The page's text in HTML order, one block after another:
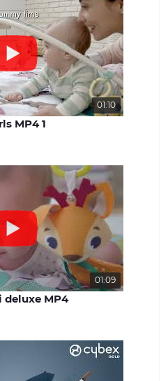
які задовольнять
різного віку. Від
та затишних колясок і
до взуття та одягу для
віку. Ми прагнемо
нашим клієнтам
вибір і можливість
що необхідно для
Наші цінності: Ми
що довіра і задоволення
та вирішити будь-які
що виникають. Наш сайт -
01:10
MP4 1
01:09
MP4